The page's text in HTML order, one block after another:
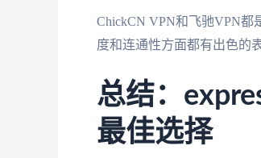
ChickCN VPN和飞驰VPN都
度和连通性方面都有出色的
总结：
最佳选择